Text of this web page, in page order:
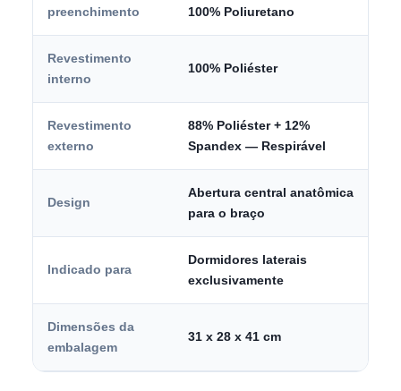
preenchimento
100% Poliuretano
Revestimento
interno
100% Poliéster
Revestimento
externo
88% Poliéster + 12%
Spandex — Respirável
Design
Abertura central anatômica
para o braço
Indicado para
Dormidores laterais
exclusivamente
Dimensões da
embalagem
31 x 28 x 41 cm